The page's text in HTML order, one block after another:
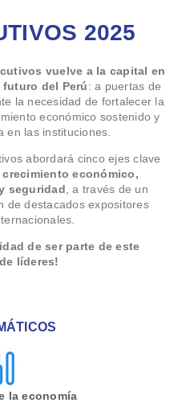
2025
vuelve a la capital en
del Perú: a puertas de
la necesidad de fortalecer la
económico sostenido y
en las instituciones.
abordará cinco ejes clave
crecimiento económico,
seguridad , a través de un
de destacados expositores
de ser parte de este
líderes!
la economía